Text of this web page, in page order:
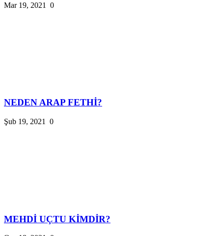
Mar 19, 2021 0
NEDEN ARAP FETHİ?
Şub 19, 2021 0
MEHDİ UÇTU KİMDİR?